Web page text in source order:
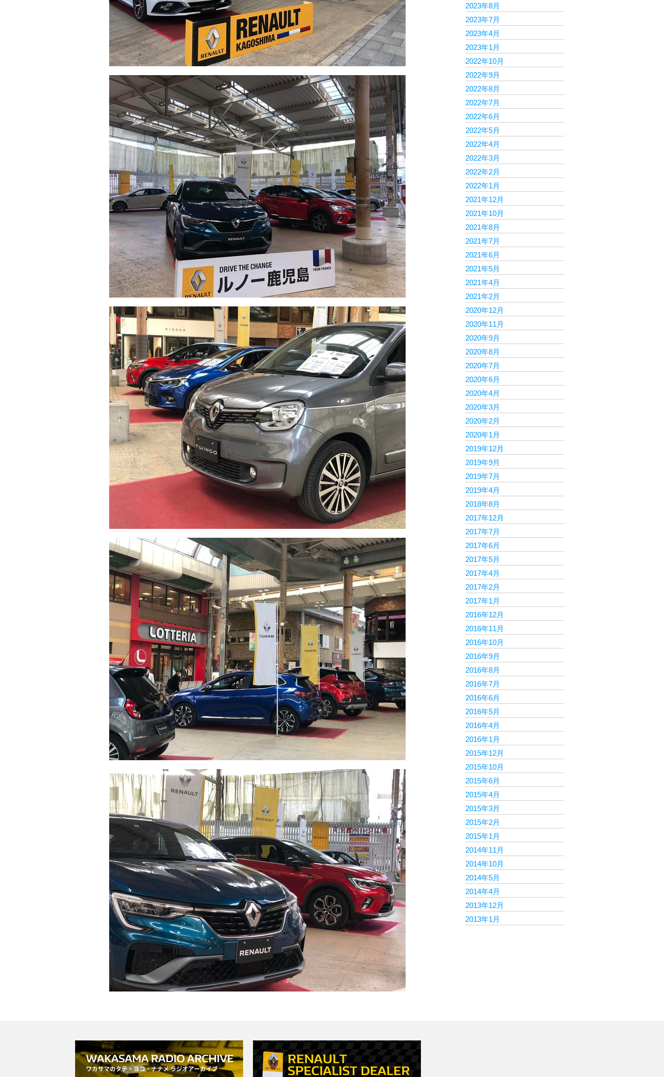
2023年8月
2023年7月
2023年4月
2023年1月
2022年10月
2022年9月
2022年8月
2022年7月
2022年6月
2022年5月
2022年4月
2022年3月
2022年2月
2022年1月
2021年12月
2021年10月
2021年8月
2021年7月
2021年6月
2021年5月
2021年4月
2021年2月
2020年12月
2020年11月
2020年9月
2020年8月
2020年7月
2020年6月
2020年4月
2020年3月
2020年2月
2020年1月
2019年12月
2019年9月
2019年7月
2019年4月
2018年8月
2017年12月
2017年7月
2017年6月
2017年5月
2017年4月
2017年2月
2017年1月
2016年12月
2016年11月
2016年10月
2016年9月
2016年8月
2016年7月
2016年6月
2016年5月
2016年4月
2016年1月
2015年12月
2015年10月
2015年6月
2015年4月
2015年3月
2015年2月
2015年1月
2014年11月
2014年10月
2014年5月
2014年4月
2013年12月
2013年1月